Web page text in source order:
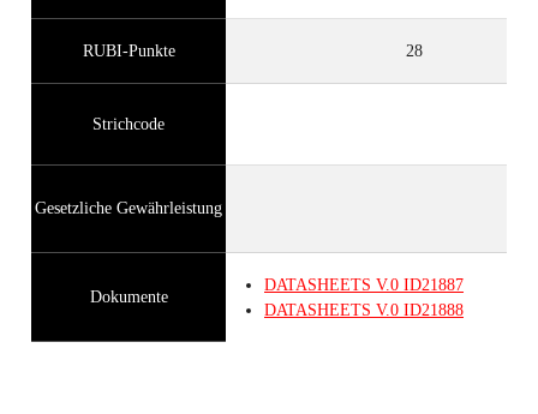
RUBI-Punkte 28
Strichcode
Gesetzliche Gewährleistung
Dokumente
DATASHEETS V.0 ID21887
DATASHEETS V.0 ID21888